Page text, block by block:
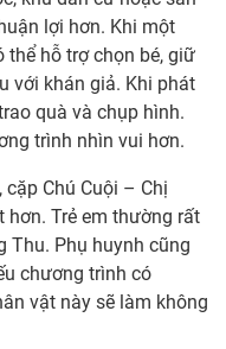
Hằng
nên
như
nào
cuốn
lợi hơn. Khi một
hỗ trợ chọn bé, giữ
với khán giả. Khi phát
quà và chụp hình.
trình nhìn vui hơn.
Chú Cuội – Chị
hơn. Trẻ em thường rất
Thu. Phụ huynh cũng
chương trình có
vật này sẽ làm không